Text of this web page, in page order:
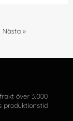
Nästa »
över 3.000
produktionstid